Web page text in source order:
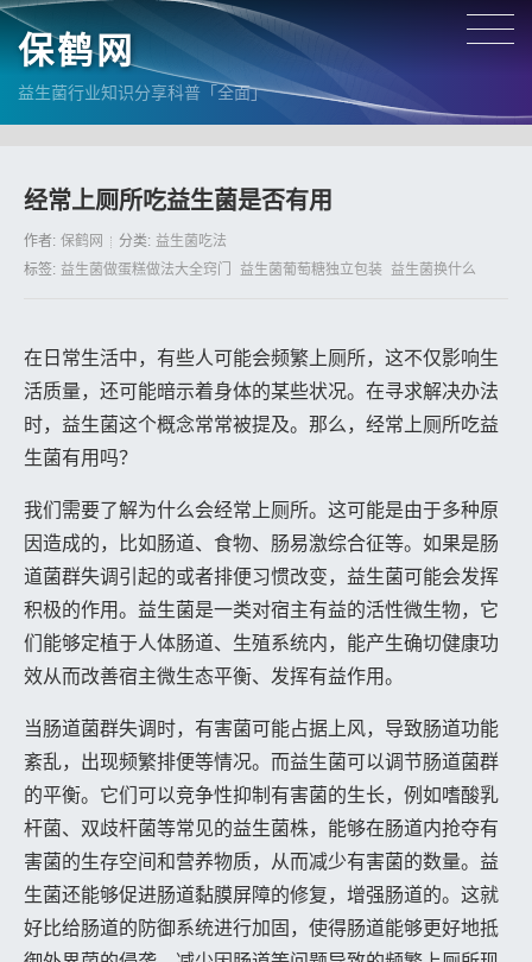
保鹤网
益生菌行业知识分享科普「全面」
经常上厕所吃益生菌是否有用
作者: 保鹤网 分类: 益生菌吃法
标签: 益生菌做蛋糕做法大全窍门 益生菌葡萄糖独立包装 益生菌换什么
在日常生活中，有些人可能会频繁上厕所，这不仅影响生
活质量，还可能暗示着身体的某些状况。在寻求解决办法
时，益生菌这个概念常常被提及。那么，经常上厕所吃益
生菌有用吗？
我们需要了解为什么会经常上厕所。这可能是由于多种原
因造成的，比如肠道、食物、肠易激综合征等。如果是肠
道菌群失调引起的或者排便习惯改变，益生菌可能会发挥
积极的作用。益生菌是一类对宿主有益的活性微生物，它
们能够定植于人体肠道、生殖系统内，能产生确切健康功
效从而改善宿主微生态平衡、发挥有益作用。
当肠道菌群失调时，有害菌可能占据上风，导致肠道功能
紊乱，出现频繁排便等情况。而益生菌可以调节肠道菌群
的平衡。它们可以竞争性抑制有害菌的生长，例如嗜酸乳
杆菌、双歧杆菌等常见的益生菌株，能够在肠道内抢夺有
害菌的生存空间和营养物质，从而减少有害菌的数量。益
生菌还能够促进肠道黏膜屏障的修复，增强肠道的。这就
好比给肠道的防御系统进行加固，使得肠道能够更好地抵